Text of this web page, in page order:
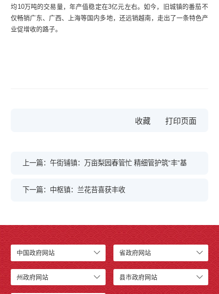
均10万吨的交易量，年产值稳定在3亿元左右。如今，旧城镇的番茄不
仅畅销广东、广西、上海等国内多地，还远销越南，走出了一条特色产
业促增收的路子。
收藏
上一篇：午街铺镇：万亩梨园春管忙 精细管护筑“丰”基
下一篇：中枢镇：兰花苔喜获丰收
中国政府网站 省政府网站
州政府网站 县市政府网站